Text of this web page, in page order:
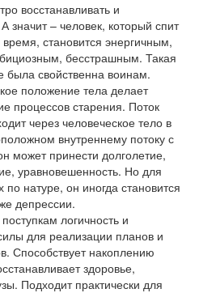
восстанавливать и
значит – человек, который спит
время, становится энергичным,
бесстрашным. Такая
была свойственна воинам.
положение тела делает
процессов старения. Поток
через человеческое тело в
внутреннему потоку с
может принести долголетие,
уравновешенность. Но для
натуре, он иногда становится
депрессии.
логичность и
для реализации планов и
Способствует накоплению
здоровье,
Подходит практически для